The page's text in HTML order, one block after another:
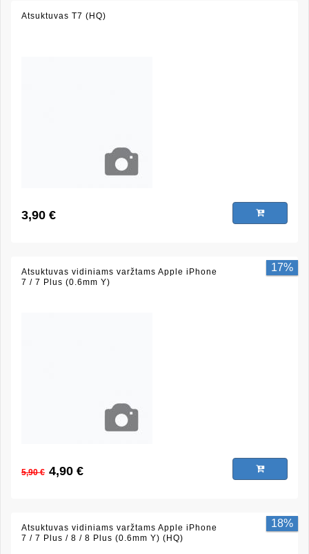
Atsuktuvas T7 (HQ)
3,90 €
17%
Atsuktuvas vidiniams varžtams Apple iPhone
7 / 7 Plus (0.6mm Y)
5,90 € 4,90 €
18%
Atsuktuvas vidiniams varžtams Apple iPhone
7 / 7 Plus / 8 / 8 Plus (0.6mm Y) (HQ)